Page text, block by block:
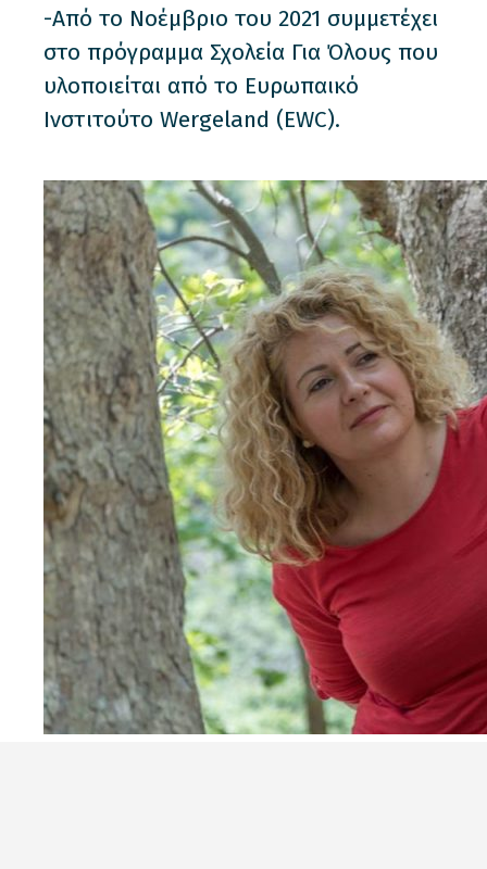
-Από το Νοέμβριο του 2021 συμμετέχει
στο πρόγραμμα Σχολεία Για Όλους που
υλοποιείται από το Ευρωπαικό
Ινστιτούτο Wergeland (EWC).